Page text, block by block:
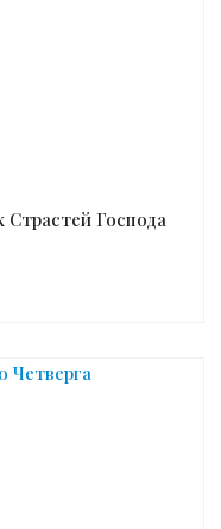
Страстей Господа